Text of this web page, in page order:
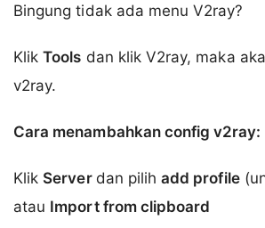
Bingung tidak ada menu V2ray?
KlikTools dan klik V2ray, maka
v2ray.
Cara menambahkan config v2ray:
Klik Server dan pilihadd profile
atau Import from clipboard